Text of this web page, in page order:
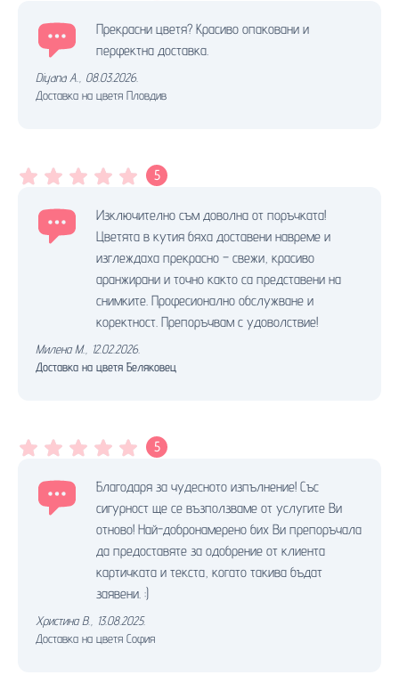
Прекрасни цветя? Красиво опаковани и
перфектна доставка.
Diyana A.
08.03.2026.
Доставка на цветя Пловдив
5
Изключително съм доволна от поръчката!
Цветята в кутия бяха доставени навреме и
изглеждаха прекрасно – свежи, красиво
аранжирани и точно както са представени на
снимките. Професионално обслужване и
коректност. Препоръчвам с удоволствие!
Милена М.
12.02.2026.
Доставка на цветя Беляковец
5
Благодаря за чудесното изпълнение! Със
сигурност ще се възползваме от услугите Ви
отново! Най-добронамерено бих Ви препоръчала
да предоставяте за одобрение от клиента
картичката и текста, когато такива бъдат
заявени. :)
Христина В.
13.08.2025.
Доставка на цветя София